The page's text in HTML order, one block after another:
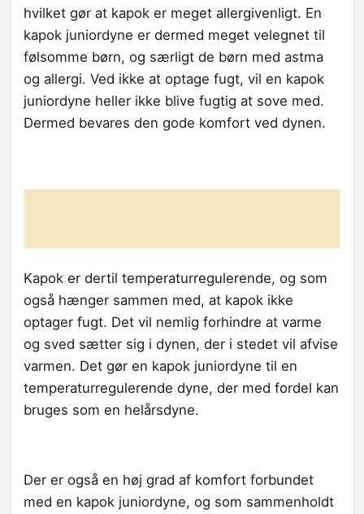
hvilket gør at kapok er meget allergivenligt. En
kapok juniordyne er dermed meget velegnet til
følsomme børn, og særligt de børn med astma
og allergi. Ved ikke at optage fugt, vil en kapok
juniordyne heller ikke blive fugtig at sove med.
Dermed bevares den gode komfort ved dynen.
Kapok er dertil temperaturregulerende, og som
også hænger sammen med, at kapok ikke
optager fugt. Det vil nemlig forhindre at varme
og sved sætter sig i dynen, der i stedet vil afvise
varmen. Det gør en kapok juniordyne til en
temperaturregulerende dyne, der med fordel kan
bruges som en helårsdyne.
Der er også en høj grad af komfort forbundet
med en kapok juniordyne, og som sammenholdt